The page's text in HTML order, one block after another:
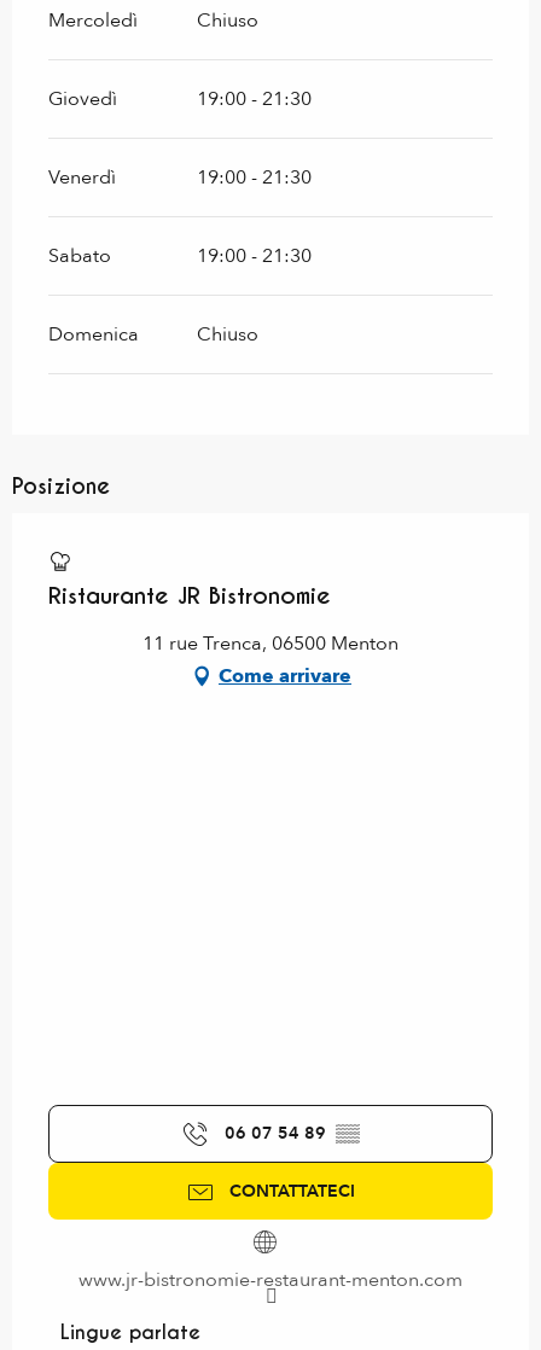
Mercoledì Chiuso
Giovedì 19:00 - 21:30
Venerdì 19:00 - 21:30
Sabato 19:00 - 21:30
Domenica Chiuso
Posizione
Ristaurante JR Bistronomie
11 rue Trenca, 06500 Menton
Come arrivare
06 07 54 89 ▒▒
CONTATTATECI
www.jr-bistronomie-restaurant-menton.com
Lingue parlate
Lingue parlate